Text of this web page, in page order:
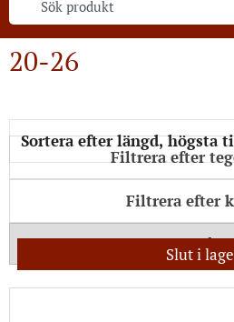
20-26
Filtrera efter
Filtrera efter
Visa även slut
Slut i